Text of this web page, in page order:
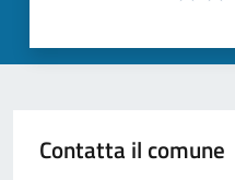
Contatta il comune